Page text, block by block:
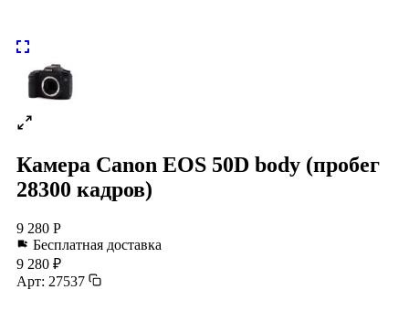
Камера Canon EOS 50D body (пробег
28300 кадров)
9 280 Р
Бесплатная доставка
9 280 ₽
Арт: 27537